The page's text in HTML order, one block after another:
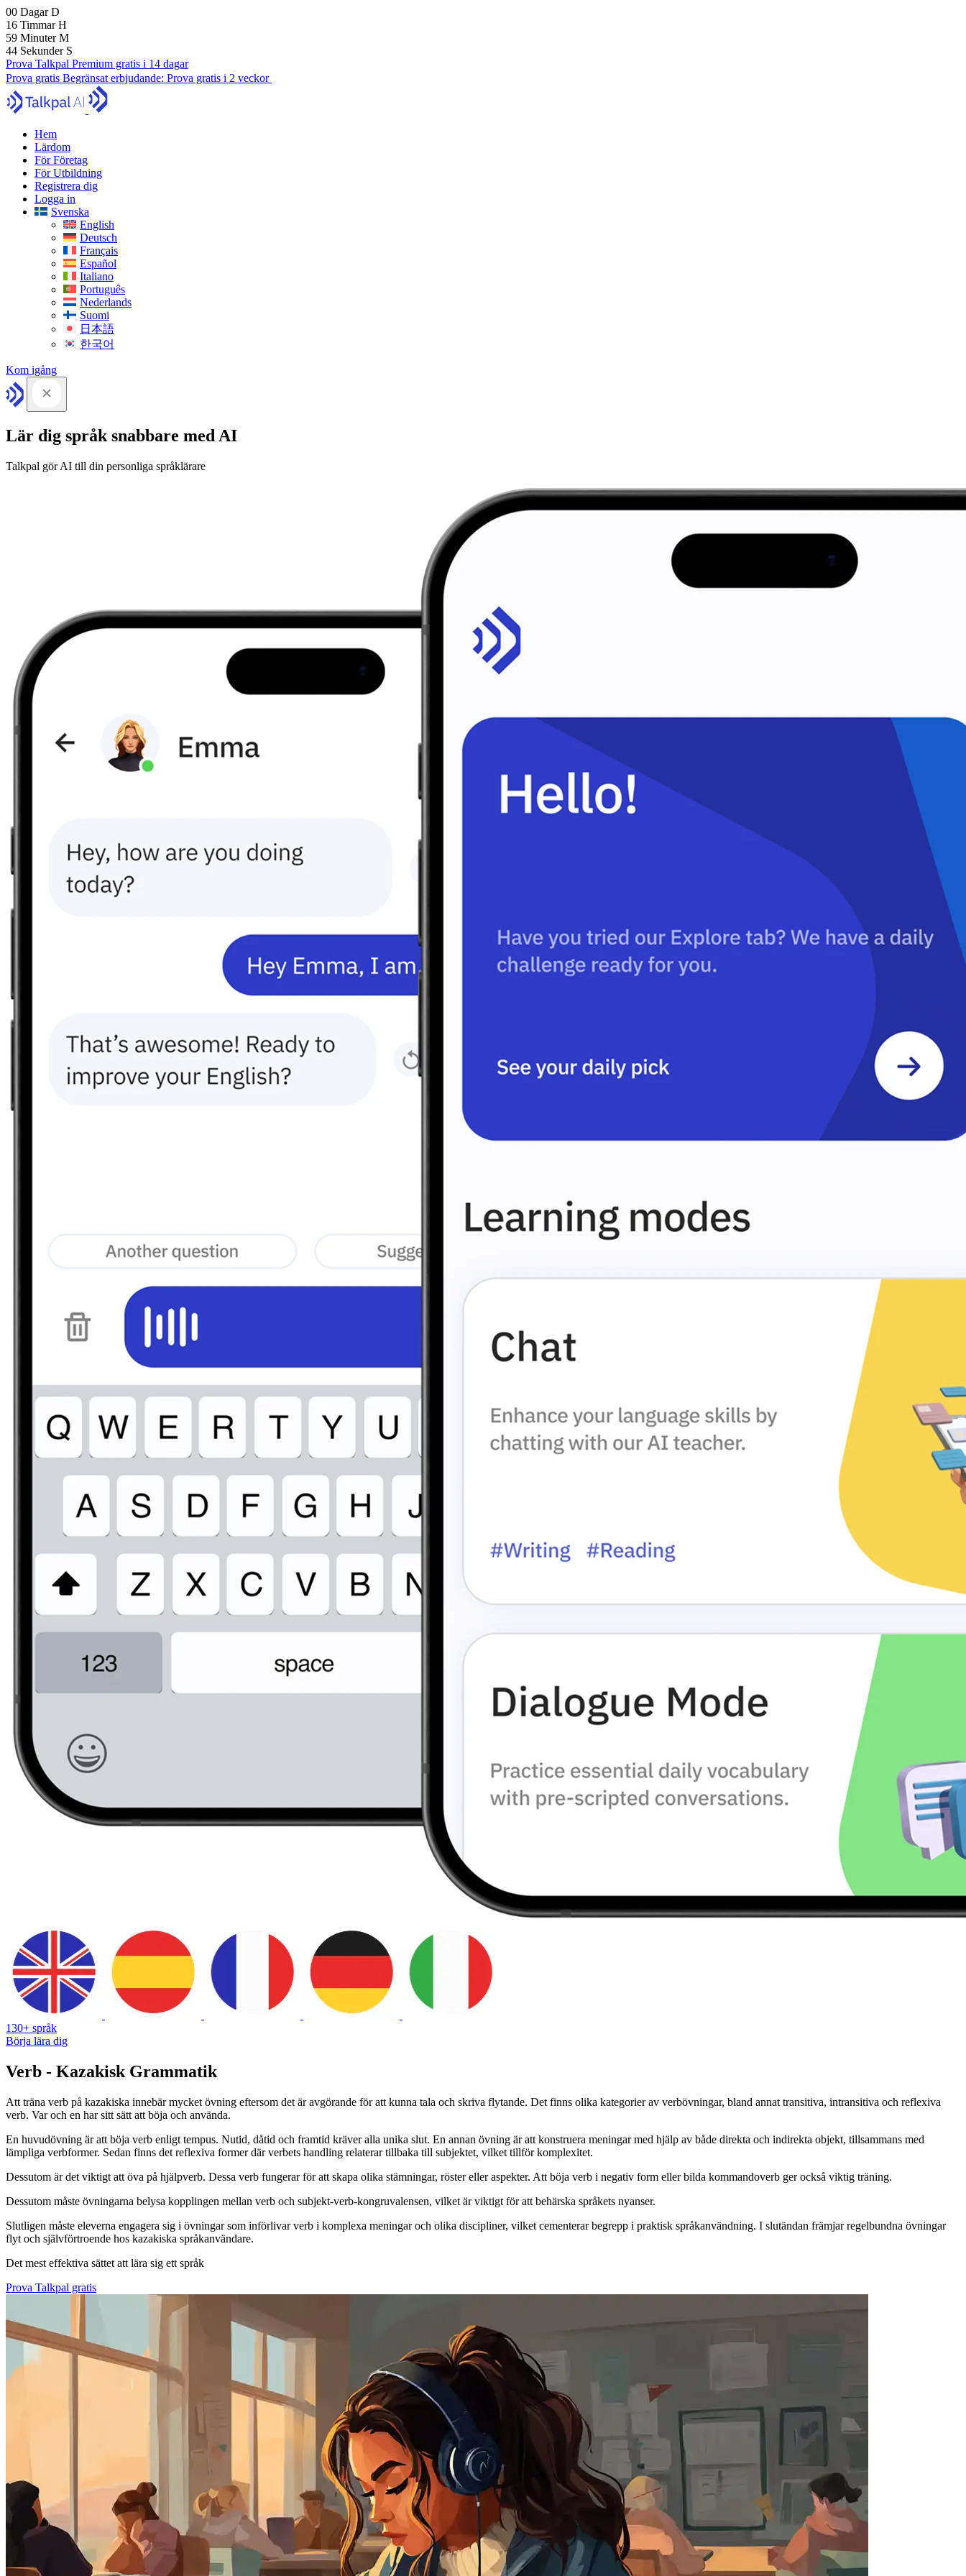
00 DagarD
16 TimmarH
59 MinuterM
42 Sekunder S
Prova Talkpal Premium gratis i 14 dagar
Prova gratis Begränsat erbjudande: Prova gratis i 2 veckor
Hem
Lärdom
För Företag
För Utbildning
Registrera dig
Logga in
Svenska
English
Deutsch
Français
Español
Italiano
Português
Nederlands
Suomi
日本語
한국어
Kom igång
Lär dig språk snabbare med AI
Talkpal gör AI till din personliga språklärare
130+ språk
Börja lära dig
Verb - Kazakisk Grammatik
Att träna verb på kazakiska innebär mycket övning eftersom det är avgörande för att kunna tala och skriva flytande. Det finns olika kategorier av verbövningar, bland annat transitiva, intransitiva och reflexiva
verb. Var och en har sitt sätt att böja och använda.
En huvudövning är att böja verb enligt tempus. Nutid, dåtid och framtid kräver alla unika slut. En annan övning är att konstruera meningar med hjälp av både direkta och indirekta objekt, tillsammans med
lämpliga verbformer. Sedan finns det reflexiva former där verbets handling relaterar tillbaka till subjektet, vilket tillför komplexitet.
Dessutom är det viktigt att öva på hjälpverb. Dessa verb fungerar för att skapa olika stämningar, röster eller aspekter. Att böja verb i negativ form eller bilda kommandoverb ger också viktig träning.
Dessutom måste övningarna belysa kopplingen mellan verb och subjekt-verb-kongruvalensen, vilket är viktigt för att behärska språkets nyanser.
Slutligen måste eleverna engagera sig i övningar som införlivar verb i komplexa meningar och olika discipliner, vilket cementerar begrepp i praktisk språkanvändning. I slutändan främjar regelbundna övningar
flyt och självförtroende hos kazakiska språkanvändare.
Det mest effektiva sättet att lära sig ett språk
Prova Talkpal gratis